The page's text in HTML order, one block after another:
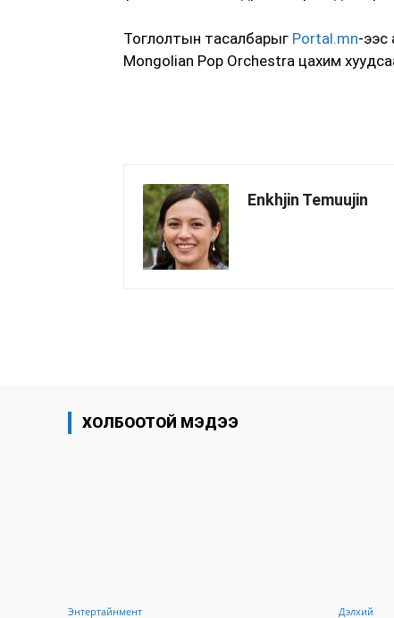
Тоглолтын тасалбарыг Portal.mn-ээс
Mongolian Pop Orchestra цахим
Enkhjin Temuujin
ХОЛБООТОЙ МЭДЭЭ
Энтертайнмент Дэлхий